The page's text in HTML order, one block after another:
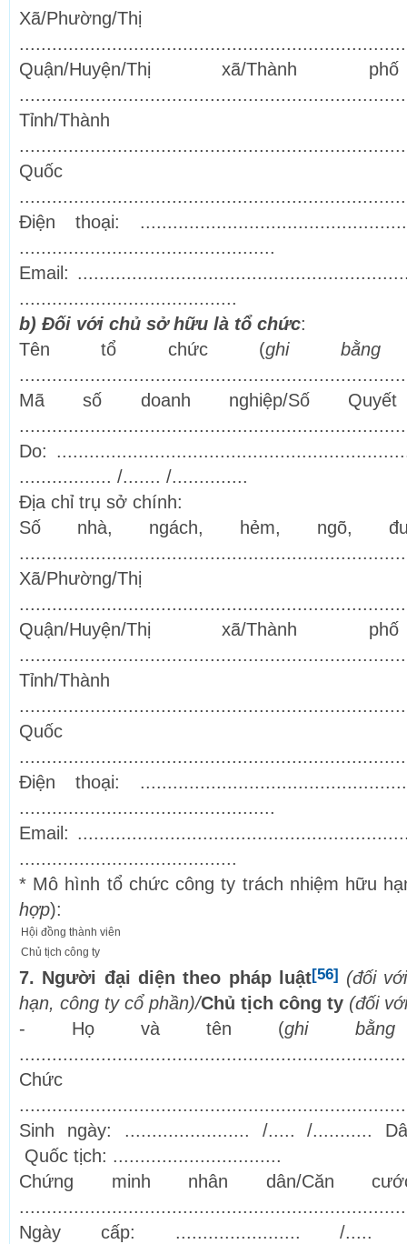
Xã/Phường/
Quận/Huyện/Thị xã/
Tỉnh/
Quốc
Điện thoại:
...............................................
Email:
........................................
b) Đối với chủ sở hữu là tổ chức:
Tên tổ chức (ghi
Mã số doanh nghiệp/Số
Do:
................. /....... /..............
Địa chỉ trụ sở chính:
Số nhà, ngách, hẻm, ngõ,
Xã/Phường/
Quận/Huyện/Thị xã/
Tỉnh/
Quốc
Điện thoại:
...............................................
Email:
........................................
* Mô hình tổ chức công ty trách nhiệm hữu
hợp):
Hội đồng thành viên
Chủ tịch công ty
7. Người đại diện theo pháp luật[56] (đối
hạn, công ty cổ phần)/Chủ tịch công ty (đối
- Họ và tên (ghi
Chức
Sinh ngày: ....................... /..... /...........
Quốc tịch: ...............................
Chứng minh nhân dân/Căn
Ngày cấp: ....................... /